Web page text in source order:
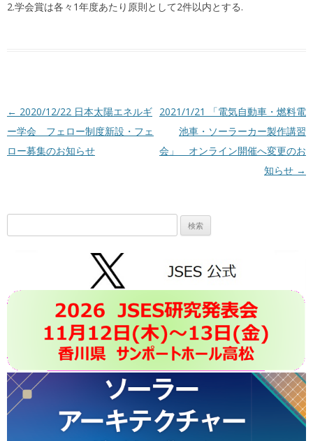
2.学会賞は各々1年度あたり原則として2件以内とする.
投稿ナビゲーション
← 2020/12/22 日本太陽エネルギ
ー学会 フェロー制度新設・フェ
ロー募集のお知らせ
2021/1/21 「電気自動車・燃料電
池車・ソーラーカー製作講習
会」 オンライン開催へ変更のお
知らせ →
索: